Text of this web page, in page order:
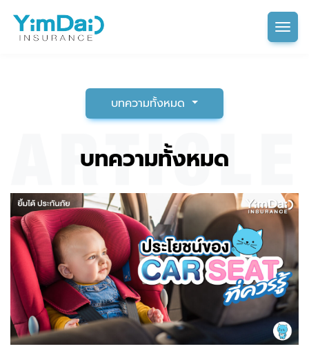
บทความทั้งหมด
บทความทั้งหมด